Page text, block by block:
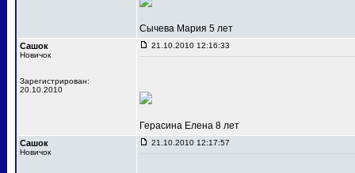
Сычева Мария 5 лет
Сашок
Новичок
Зарегистрирован:
20.10.2010
21.10.2010 12:16:33
Герасина Елена 8 лет
Сашок
Новичок
21.10.2010 12:17:57